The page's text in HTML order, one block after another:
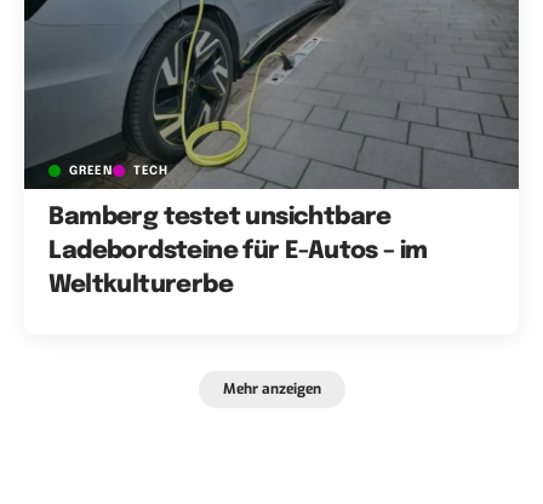
GREEN TECH
Bamberg testet unsichtbare
Ladebordsteine für E-Autos – im
Weltkulturerbe
Mehr anzeigen